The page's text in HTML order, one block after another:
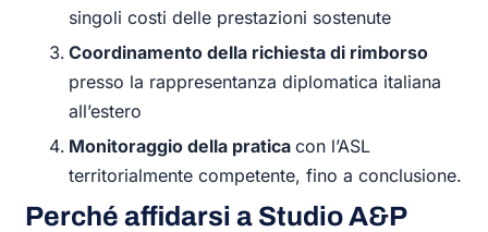
singoli costi delle prestazioni sostenute
Coordinamento della richiesta di rimborso
presso la rappresentanza diplomatica italiana
all’estero
Monitoraggio della praticacon l’ASL
territorialmente competente, fino a conclusione.
Perché affidarsi a Studio A&P